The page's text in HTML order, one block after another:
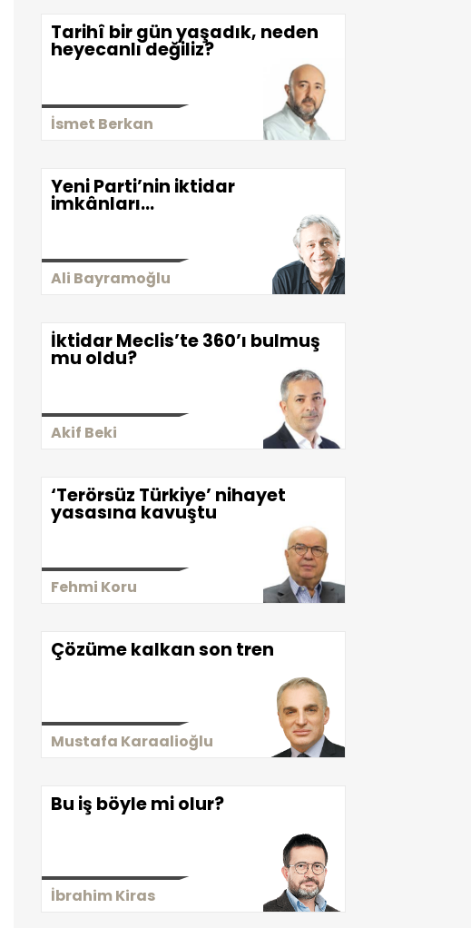
Tarihî bir gün yaşadık, neden
heyecanlı değiliz?
İsmet Berkan
Yeni Parti’nin iktidar
imkânları...
Ali Bayramoğlu
İktidar Meclis’te 360’ı bulmuş
mu oldu?
Akif Beki
‘Terörsüz Türkiye’ nihayet
yasasına kavuştu
Fehmi Koru
Çözüme kalkan son tren
Mustafa Karaalioğlu
Bu iş böyle mi olur?
İbrahim Kiras